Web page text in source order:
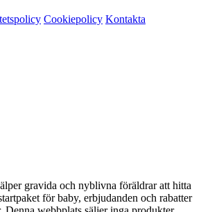
Cookiepolicy Kontakta
gravida och nyblivna föräldrar att hitta
för baby, erbjudanden och rabatter